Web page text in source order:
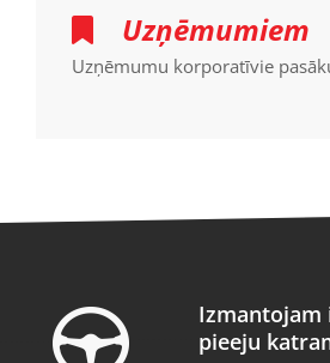
Uzņēmumiem
Uzņēmumu korporatīvie
Izmantojam
pieeju